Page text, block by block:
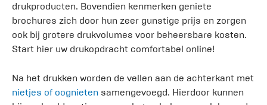
drukproducten. Bovendien kenmerken geniete
brochures zich door hun zeer gunstige prijs en zorgen
ook bij grotere drukvolumes voor beheersbare kosten.
Start hier uw drukopdracht comfortabel online!
Na het drukken worden de vellen aan de achterkant met
nietjes of oognieten samengevoegd. Hierdoor kunnen